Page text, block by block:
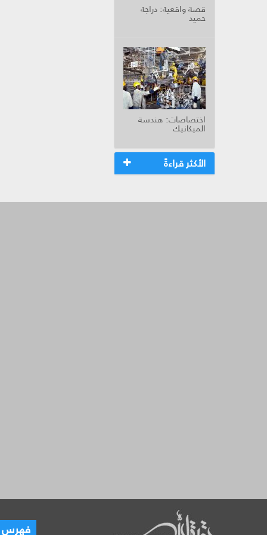
قصة واقعية: دراجة
حميد
اختصاصات: هندسة
الميكانيك
الأكثر قراءةً
فهرس